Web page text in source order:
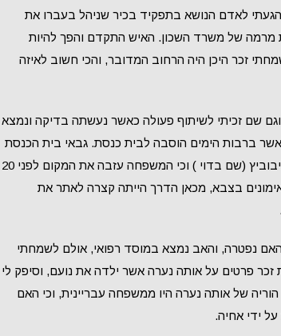
לאדם הנושא בתפקיד בכיר שניהל בעברו את
מרמה של משרד השכון. האיש התקדם והפך להיות
זכר היכן היה הרחוב המדובר, והכי חשוב לאיזה
שם זכיתי לשיתוף פעולה כאשר נעשתה בדיקה ונמצא
אשר ברבות הימים הוסבה לבית כנסת. גבאי בית הכנסת
ציין כי המכולת היתה שייכת למשפחת ליבוביץ (שם בדוי ) וכי המשפחה עזבה את המקום לפני 20
בצבא, מכאן הדרך הייתה קצרה לאתר את
נפטרה, והאב נמצא במוסד רפואי, אולם לשמחתי
פרטים על אותה נערה אשר ילדה את נועם, וסיפק לי
של אותה נערה היו ממשפחה עבריינית, וכי האם
ידי אחיה.